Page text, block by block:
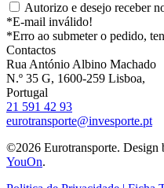
Autorizo e desejo receber
*E-mail inválido!
*Erro ao submeter o pedido,
Contactos
Rua António Albino Machado
N.º 35 G, 1600-259 Lisboa,
Portugal
21 591 42 93
eurotransporte@invesporte.pt
©2026 Eurotransporte. Design
YouOn.